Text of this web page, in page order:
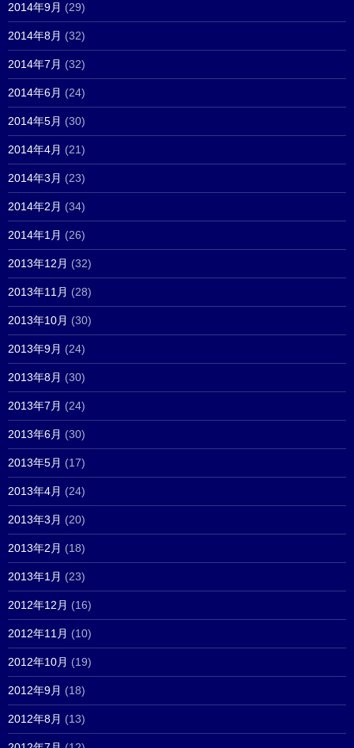
2014年9月 (29)
2014年8月 (32)
2014年7月 (32)
2014年6月 (24)
2014年5月 (30)
2014年4月 (21)
2014年3月 (23)
2014年2月 (34)
2014年1月 (26)
2013年12月 (32)
2013年11月 (28)
2013年10月 (30)
2013年9月 (24)
2013年8月 (30)
2013年7月 (24)
2013年6月 (30)
2013年5月 (17)
2013年4月 (24)
2013年3月 (20)
2013年2月 (18)
2013年1月 (23)
2012年12月 (16)
2012年11月 (10)
2012年10月 (19)
2012年9月 (18)
2012年8月 (13)